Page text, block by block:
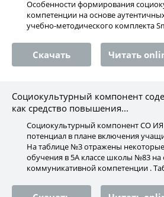
Особенности формирования
компетенции на основе
учебно-методического комплекта
Скачать Читать
Социокультурный компонент
как средство повышения...
Социокультурный компонент СО
потенциал в плане включения
На таблице №3 отражены
обучения в 5А классе школы №83
коммуникативной компетенции .